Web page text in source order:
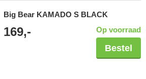
Big Bear KAMADO S BLACK
169,- Op voorraad
Bestel